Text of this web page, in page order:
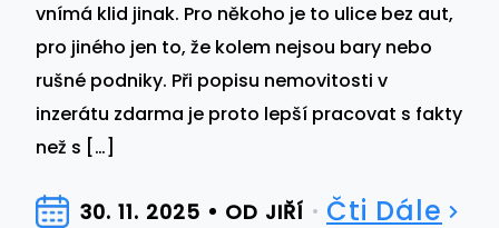
vnímá klid jinak. Pro někoho je to ulice bez aut,
pro jiného jen to, že kolem nejsou bary nebo
rušné podniky. Při popisu nemovitosti v
inzerátu zdarma je proto lepší pracovat s fakty
než s […]
30. 11. 2025 OD JIŘÍ Čti Dále